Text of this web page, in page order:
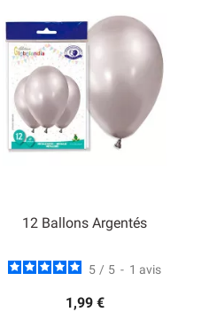
12 Ballons Argentés
5 / 5 - 1 avis
1,99 €